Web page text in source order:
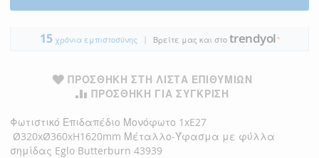
15χρόνια εμπιστοσύνης | Βρείτε μας και στο trendyol ●
ΠΡΟΣΘΉΚΗ ΣΤΗ ΛΊΣΤΑ ΕΠΙΘΥΜΙΏΝ
ΠΡΟΣΘΉΚΗ ΓΙΑ ΣΎΓΚΡΙΣΗ
Φωτιστικό Επιδαπέδιο Μονόφωτο 1xE27
Ø320xØ360xH1620mm Μέταλλο-Ύφασμα με φύλλα
σημίδας Eglo Butterburn 43939